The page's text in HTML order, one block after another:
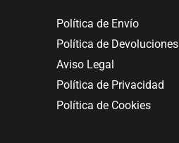
Política de Envío
Política de Devoluciones
Aviso Legal
Política de Privacidad
Política de Cookies